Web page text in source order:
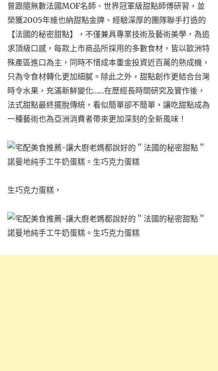
曾跟隨無數法國MOF名師、世界冠軍級甜點師傅研習，並
榮獲2005年維也納甜點金牌、經驗深厚的團隊聯手打造的
【法國的秘密甜點】，不僅兼具專業技術及藝術美學，為追
求頂級口感，每款上市商品所採用的多數食材，皆以歐洲特
殊產區進口為主，同時不惜成本重金投資近百萬的熟成機，
只為令食材轉化更加細膩。除此之外，甜點創作更結合台灣
時令水果，充滿新鮮變化……在歷經長時間研究及實作後，
法式甜點最終擺脫傳統，看似簡單卻不簡單，讓吃甜點成為
一種藝術也為亞洲消費者帶來更加深刻的全新風味！
生巧克力蛋糕，